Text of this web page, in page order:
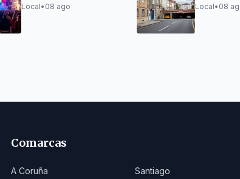
las fiestas de San
Local• 08 ago
y precios
Local• 08
Comarcas
A Coruña Santiago